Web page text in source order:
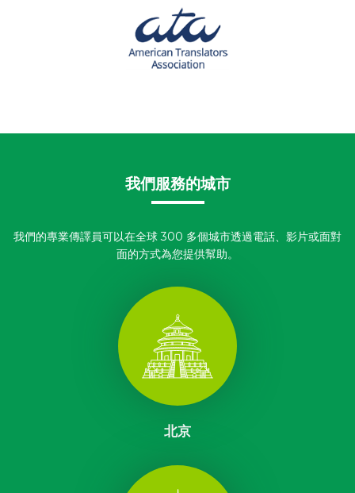
我們服務的城市
我們的專業傳譯員可以在全球 300 多個城市透過電話、影片或面對
面的方式為您提供幫助。
北京